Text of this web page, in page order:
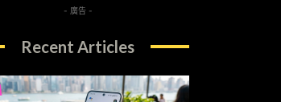
- 廣告 -
Recent Articles